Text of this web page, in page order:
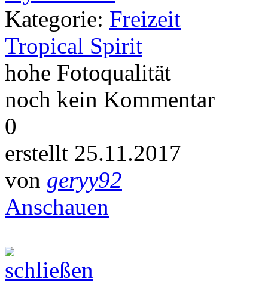
Kategorie: Freizeit
Tropical Spirit
hohe Fotoqualität
noch kein Kommentar
0
erstellt 25.11.2017
von geryy92
Anschauen